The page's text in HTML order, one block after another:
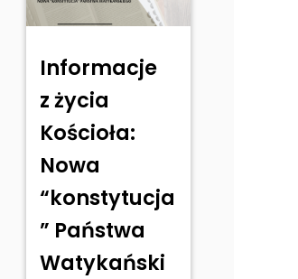
Informacje
z życia
Kościoła:
Nowa
“konstytucja
” Państwa
Watykański